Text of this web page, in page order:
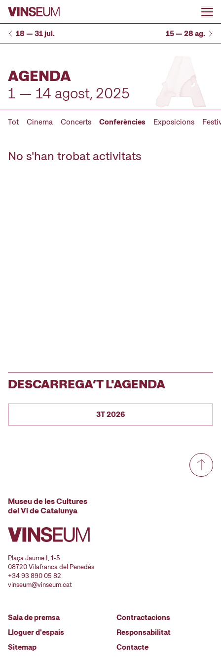
Anar al contingut
18 — 31 jul. 15 — 28 ag.
AGENDA
1 — 14 agost, 2025
Tot Cinema Concerts Conferències Exposicions
No s'han trobat activitats
DESCARREGA’T L'AGENDA
3T 2026
Museu de les Cultures
del Vi de Catalunya
Plaça Jaume I, 1-5
08720 Vilafranca del Penedès
+34 93 890 05 82
vinseum@vinseum.cat
Sala de premsa
Lloguer d'espais
Sitemap
Contractacions
Responsabilitat
Contacte